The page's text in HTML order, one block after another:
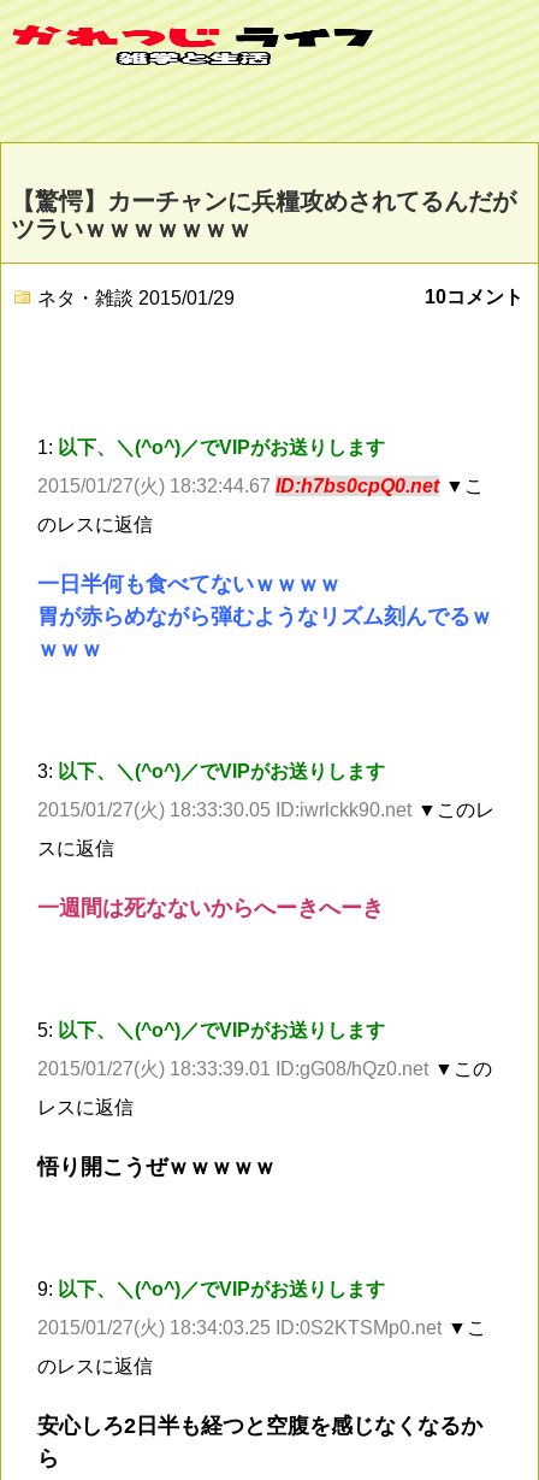
【驚愕】カーチャンに兵糧攻めされてるんだが
ツラいｗｗｗｗｗｗｗ
ネタ・雑談 2015/01/29 10コメント
1: 以下、＼(^o^)／でVIPがお送りします
2015/01/27(火) 18:32:44.67 ID:h7bs0cpQ0.net ▼こ
のレスに返信
一日半何も食べてないｗｗｗｗ
胃が赤らめながら弾むようなリズム刻んでるｗ
ｗｗｗ
3: 以下、＼(^o^)／でVIPがお送りします
2015/01/27(火) 18:33:30.05 ID:iwrlckk90.net ▼このレ
スに返信
一週間は死なないからへーきへーき
5: 以下、＼(^o^)／でVIPがお送りします
2015/01/27(火) 18:33:39.01 ID:gG08/hQz0.net ▼この
レスに返信
悟り開こうぜｗｗｗｗｗ
9: 以下、＼(^o^)／でVIPがお送りします
2015/01/27(火) 18:34:03.25 ID:0S2KTSMp0.net ▼こ
のレスに返信
安心しろ2日半も経つと空腹を感じなくなるか
ら